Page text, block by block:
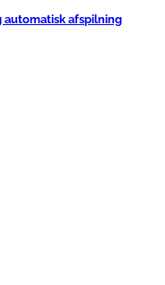
automatisk afspilning